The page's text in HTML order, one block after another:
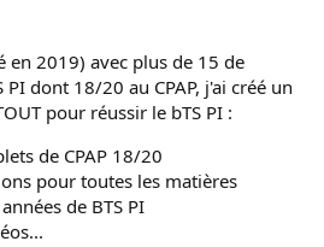
2019) avec plus de 15 de
dont 18/20 au CPAP, j'ai créé un
pour réussir le bTS PI :
de CPAP 18/20
pour toutes les matières
de BTS PI